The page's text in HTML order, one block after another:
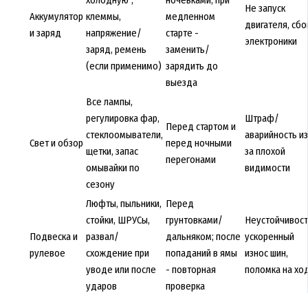
Аккумулятор
и заряд
клеммы,
напряжение/
заряд, ремень
(если применимо)
медленном
старте -
заменить/
зарядить до
выезда
Не запуск
двигателя,
электроники
Свет и обзор
Все лампы,
регулировка фар,
стеклоомыватели,
щетки, запас
омывайки по
сезону
Перед стартом и
перед ночными
перегонами
Штраф/
аварийность
за плохой
видимости
Подвеска и
рулевое
Люфты, пыльники,
стойки, ШРУСы,
развал/
схождение при
уводе или после
ударов
Перед
грунтовками/
дальняком; после
попаданий в ямы
- повторная
проверка
ускоренный
износ шин,
поломка на